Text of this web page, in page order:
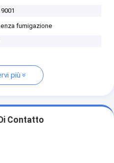
fumigazione
più
Contatto